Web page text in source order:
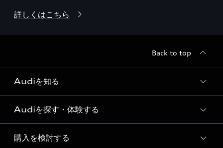
詳しくはこちら
Back to top
Audiを知る
Audi ブランド
Story of Progress
Audiを探す・体験する
ディーラー検索
購入を検討する